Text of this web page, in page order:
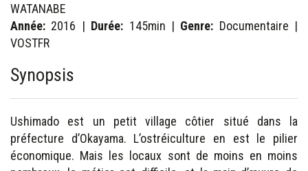
WATANABE
Année: 2016 | Durée: 145min | Genre: Documentaire |
VOSTFR
Synopsis
Ushimado est un petit village côtier situé dans la
préfecture d’Okayama. L’ostréiculture en est le pilier
économique. Mais les locaux sont de moins en moins